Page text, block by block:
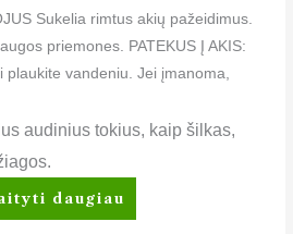
Sukelia rimtus akių pažeidimus.
priemones. PATEKUS Į AKIS:
plaukite vandeniu. Jei įmanoma,
audinius tokius, kaip šilkas,
daugiau